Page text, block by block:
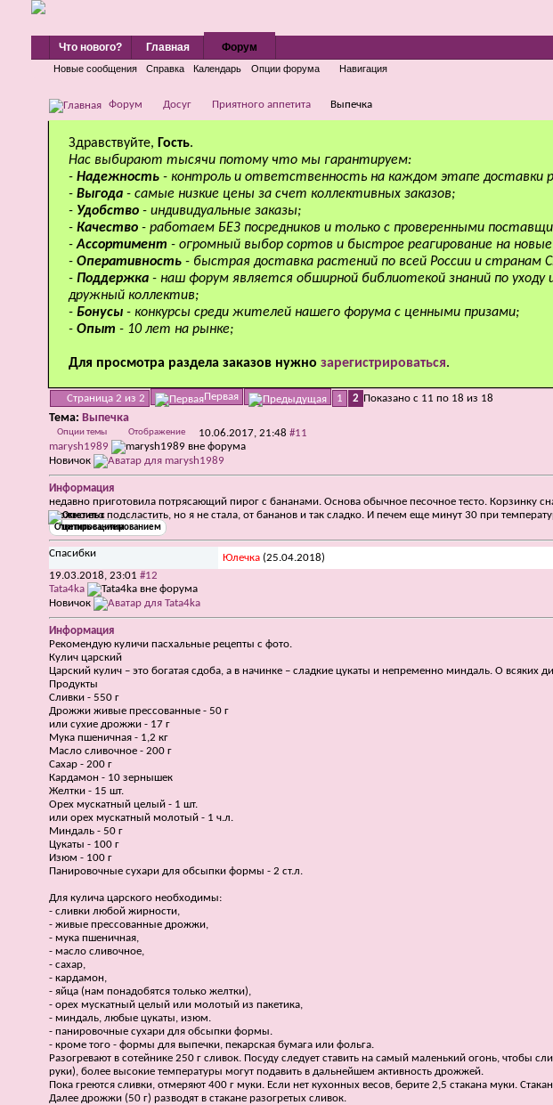
Что нового? Главная Форум
Новые сообщения Справка Календарь Опции форума Навигация
Форум Досуг Приятного аппетита Выпечка
Здравствуйте, Гость.
Нас выбирают тысячи потому что мы гарантируем:
- Надежность - контроль и ответственность на каждом этапе доставки
- Выгода - самые низкие цены за счет коллективных заказов;
- Удобство - индивидуальные заказы;
- Качество - работаем БЕЗ посредников и только с проверенными
-Ассортимент - огромный выбор сортов и быстрое реагирование на
- Оперативность - быстрая доставка растений по всей России и странам
- Поддержка - наш форум является обширной библиотекой знаний по
дружный коллектив;
- Бонусы - конкурсы среди жителей нашего форума с ценными призами;
- Опыт - 10 лет на рынке;
Для просмотра раздела заказов нужно зарегистрироваться.
Страница 2 из 2
Первая 1 2 Показано с 11 по 18 из 18
Тема: Выпечка
Опции темы Отображение 10.06.2017, 21:48 #11
marysh1989
Новичок
Информация
недавно приготовила потрясающий пирог с бананами. Основа обычное песочное тесто. Корзинку
Можно его подсластить, но я не стала, от бананов и так сладко. И печем еще минут 30 при
Ответить с цитированием
Спасибки Юлечка (25.04.2018)
19.03.2018, 23:01 #12
Tata4ka
Новичок
Информация
Рекомендую куличи пасхальные рецепты с фото.
Кулич царский
Царский кулич – это богатая сдоба, а в начинке – сладкие цукаты и непременно миндаль. О
Продукты
Сливки - 550 г
Дрожжи живые прессованные - 50 г
или сухие дрожжи - 17 г
Мука пшеничная - 1,2 кг
Масло сливочное - 200 г
Сахар - 200 г
Кардамон - 10 зернышек
Желтки - 15 шт.
Орех мускатный целый - 1 шт.
или орех мускатный молотый - 1 ч.л.
Миндаль - 50 г
Цукаты - 100 г
Изюм - 100 г
Панировочные сухари для обсыпки формы - 2 ст.л.
Для кулича царского необходимы:
- сливки любой жирности,
- живые прессованные дрожжи,
- мука пшеничная,
- масло сливочное,
- сахар,
- кардамон,
- яйца (нам понадобятся только желтки),
- орех мускатный целый или молотый из пакетика,
- миндаль, любые цукаты, изюм.
- панировочные сухари для обсыпки формы.
- кроме того - формы для выпечки, пекарская бумага или фольга.
Разогревают в сотейнике 250 г сливок. Посуду следует ставить на самый маленький огонь, чтобы
руки), более высокие температуры могут подавить в дальнейшем активность дрожжей.
Пока греются сливки, отмеряют 400 г муки. Если нет кухонных весов, берите 2,5 стакана муки.
Далее дрожжи (50 г) разводят в стакане разогретых сливок.